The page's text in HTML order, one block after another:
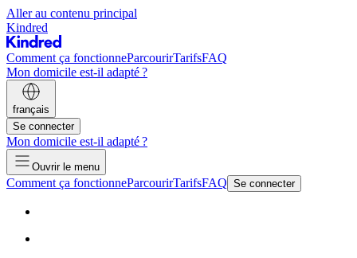
Aller au contenu principal
Kindred
Comment ça fonctionneParcourirTarifsFAQ
Mon domicile est-il adapté ?
français
Se connecter
Mon domicile est-il adapté ?
Ouvrir le menu
Comment ça fonctionneParcourirTarifsFAQ Se connecter